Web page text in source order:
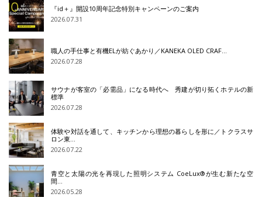
『id＋』開設10周年記念特別キャンペーンのご案内
2026.07.31
職人の手仕事と有機ELが紡ぐあかり／KANEKA OLED CRAF…
2026.07.28
サウナが客室の「必需品」になる時代へ 秀建が切り拓くホテルの新
標準
2026.07.28
体験や対話を通して、キッチンから理想の暮らしを形に／トクラスサ
ロン東…
2026.07.22
青空と太陽の光を再現した照明システム CoeLux®が生む新たな空
間…
2026.05.28